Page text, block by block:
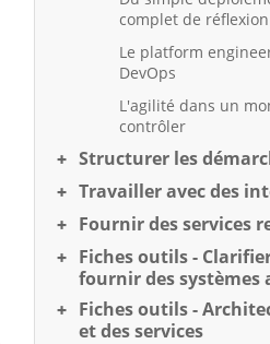
complet de réflexion
Le platform
DevOps
L'agilité dans un
contrôler
Structurer les
Travailler avec des
Fournir des services
Fiches outils -
fournir des systèmes
Fiches outils -
et des services